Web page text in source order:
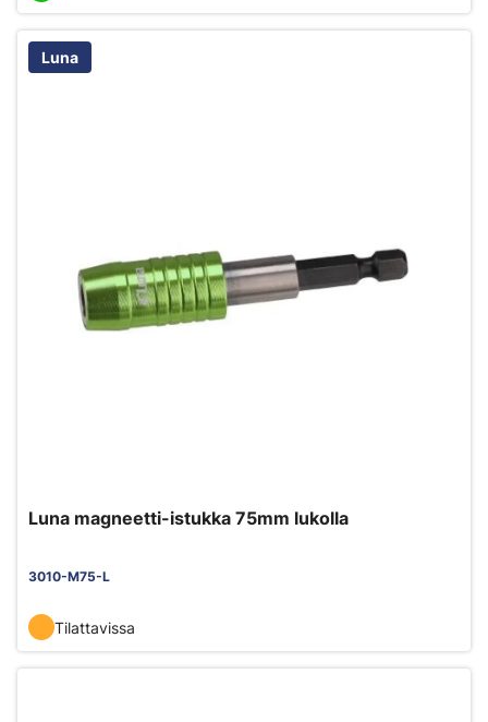
Luna
Luna magneetti-istukka 75mm lukolla
3010-M75-L
Tilattavissa